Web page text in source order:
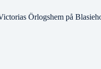
Örlogshem på